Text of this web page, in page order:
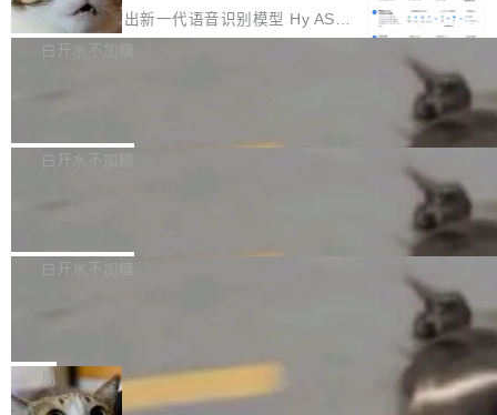
颈。 代码仓深度理解服务（以下简称" CodeBas
e深度理解服务"）是华为云码道（CodeA...
的账号密码进入A集群，输入了一条被程序员圈
称为"删库跑路"的命令——最高管理员权限、无
自研的多个文生3D和...
存永远不够用。 Cloudflare 的 Workers AI 团队
一直在跑这些模型的推理。他们在官方博客上发
整性保护。效果是：吞吐量提升 41%，每 token
腾讯混元正式推出新一代语音识别模型 Hy ASR
3.0preview。基于最新一代大语言模型 Hy3 的
让语音识别不再只是听清，而是真正听懂。通过
w 不要求标准普通话，方言识别覆盖粤语、吴语
白开水不加糖
新和少量网页兼容性修复版本。 Changes/fixe
容提供的字体时出现的几个问题 为避免音频加
质的最低采样率）的音频格式将被拒绝 修复了 C
SS 圆角虚线样式中可能存在的问题 如果表单中
白开水不加糖
发布的 Release Notes，他利用 AI 工具（如 Co
最强的若干项。对于尚未正式发版的 PG 19，则
通过拉取过去一年内（从 PG 18 Beta1 时间点
白开水不加糖
维护工作一直与我的日常工作、家务、社交生活
和休闲娱乐竞争时间。" 这是 libexpat 维护者 S
局